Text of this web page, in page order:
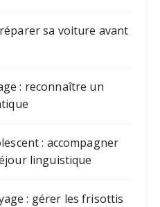
sa voiture avant
: reconnaître un
: accompagner
linguistique
: gérer les frisottis